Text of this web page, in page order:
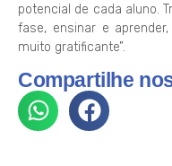
potencial de cada aluno.
fase, ensinar e
muito gratificante”.
Compartilhe